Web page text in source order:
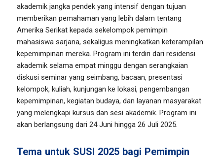
akademik jangka pendek yang intensif dengan tujuan
memberikan pemahaman yang lebih dalam tentang
Amerika Serikat kepada sekelompok pemimpin
mahasiswa sarjana, sekaligus meningkatkan keterampilan
kepemimpinan mereka. Program ini terdiri dari residensi
akademik selama empat minggu dengan serangkaian
diskusi seminar yang seimbang, bacaan, presentasi
kelompok, kuliah, kunjungan ke lokasi, pengembangan
kepemimpinan, kegiatan budaya, dan layanan masyarakat
yang melengkapi kursus dan sesi akademik. Program ini
akan berlangsung dari 24 Juni hingga 26 Juli 2025.
Tema untuk SUSI 2025 bagi Pemimpin